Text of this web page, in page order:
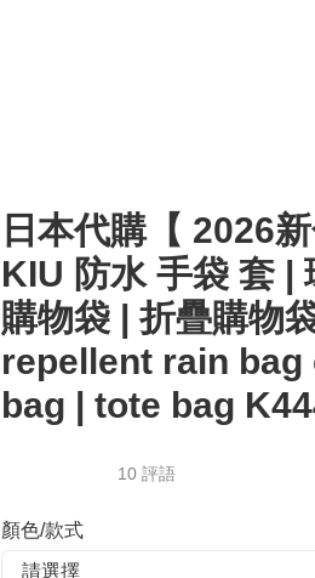
日本代購【 2026
KIU 防水 手袋 套 |
購物袋 | 折疊購物
repellent rain bag
bag | tote bag
10 評語
顏色/款式